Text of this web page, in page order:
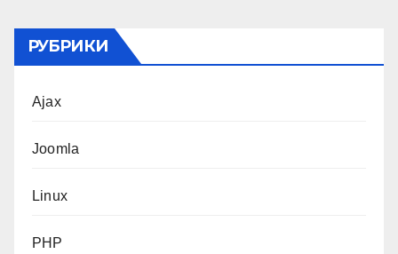
РУБРИКИ
Ajax
Joomla
Linux
PHP